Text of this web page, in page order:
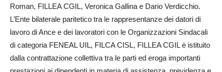
Roman, FILLEA CGIL, Veronica Gallina e Dario Verdicchio.
L’Ente bilaterale paritetico tra le rappresentanze dei datori di
lavoro di Ance e dei lavoratori con le Organizzazioni Sindacali
di categoria FENEAL UIL, FILCA CISL, FILLEA CGIL è istituito
dalla contrattazione collettiva tra le parti ed eroga importanti